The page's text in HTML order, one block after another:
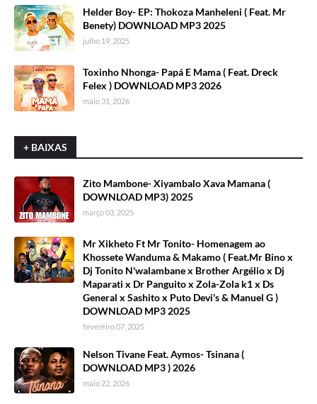
Helder Boy- EP: Thokoza Manheleni ( Feat. Mr
Benety) DOWNLOAD MP3 2025
julho 19, 2025
Toxinho Nhonga- Papá E Mama ( Feat. Dreck
Felex ) DOWNLOAD MP3 2026
maio 31, 2026
+ BAIXAS
Zito Mambone- Xiyambalo Xava Mamana (
DOWNLOAD MP3) 2025
março 03, 2025
Mr Xikheto Ft Mr Tonito- Homenagem ao
Khossete Wanduma & Makamo ( Feat.Mr Bino x
Dj Tonito N'walambane x Brother Argélio x Dj
Maparati x Dr Panguito x Zola-Zola k1 x Ds
General x Sashito x Puto Devi's & Manuel G )
DOWNLOAD MP3 2025
fevereiro 07, 2025
Nelson Tivane Feat. Aymos- Tsinana (
DOWNLOAD MP3 ) 2026
maio 22, 2026